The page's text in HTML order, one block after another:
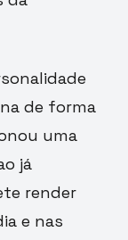
de forma
uma
já
render
e nas